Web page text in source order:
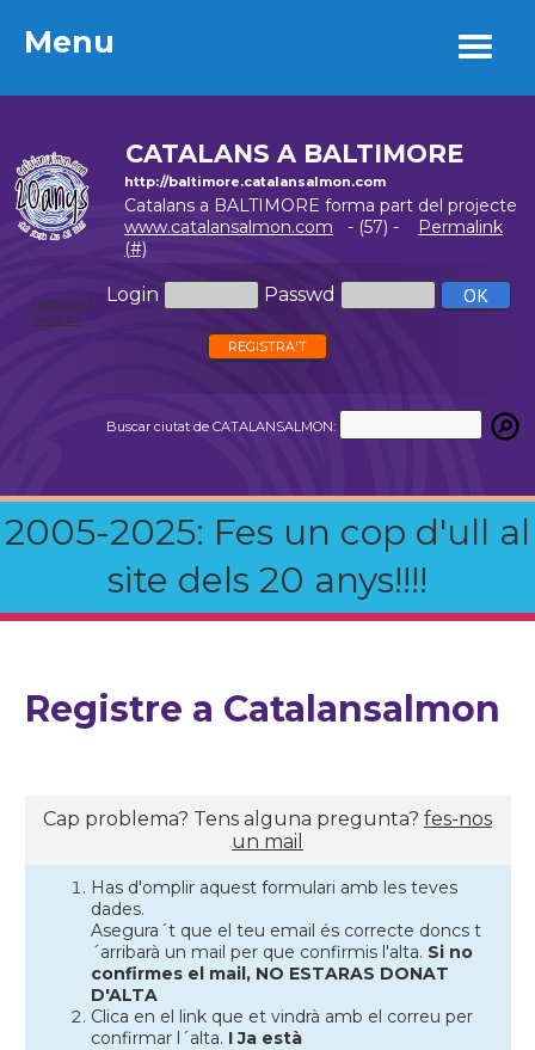
Menu
CATALANS A BALTIMORE
http://baltimore.catalansalmon.com
Catalans a BALTIMORE forma part del projecte
www.catalansalmon.com - (57) -
Permalink
(#)
Login Passwd
Password
perdut?
REGISTRA'T
Buscar ciutat de CATALANSALMON:
2005-2025: Fes un cop d'ull al
site dels 20 anys!!!!
Menu
Registre a Catalansalmon
Cap problema? Tens alguna pregunta? fes-nos
un mail
Has d'omplir aquest formulari amb les teves
dades.
Asegura´t que el teu email és correcte doncs t
´arribarà un mail per que confirmis l'alta. Si no
confirmes el mail, NO ESTARAS DONAT
D'ALTA
Clica en el link que et vindrà amb el correu per
confirmar l´alta. I Ja està